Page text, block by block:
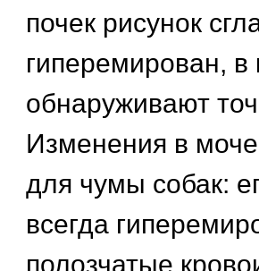
почек рисунок
гиперемирован, в
обнаруживают
Изменения в
для чумы собак:
всегда
полозчатые